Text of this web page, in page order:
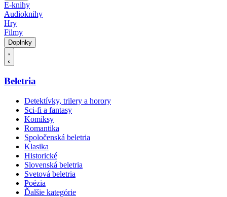
E-knihy
Audioknihy
Hry
Filmy
Doplnky
Beletria
Detektívky, trilery a horory
Sci-fi a fantasy
Komiksy
Romantika
Spoločenská beletria
Klasika
Historické
Slovenská beletria
Svetová beletria
Poézia
Ďalšie kategórie